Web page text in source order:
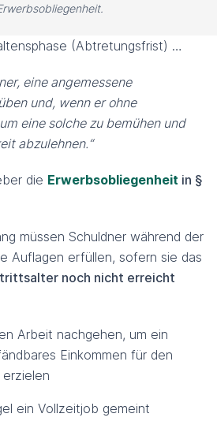
(Abtretungsfrist) …
eine angemessene
und, wenn er ohne
eine solche zu bemühen und
abzulehnen.“
die Erwerbsobliegenheit in §
müssen Schuldner während der
Auflagen erfüllen, sofern sie das
noch nicht erreicht
Arbeit nachgehen, um ein
Einkommen für den
ein Vollzeitjob gemeint